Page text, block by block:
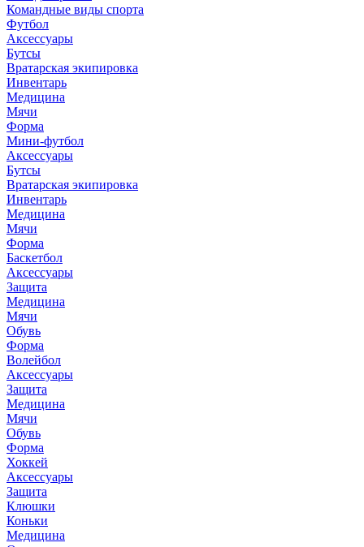
Командные виды спорта
Футбол
Аксессуары
Бутсы
Вратарская экипировка
Инвентарь
Медицина
Мячи
Форма
Мини-футбол
Аксессуары
Бутсы
Вратарская экипировка
Инвентарь
Медицина
Мячи
Форма
Баскетбол
Аксессуары
Защита
Медицина
Мячи
Обувь
Форма
Волейбол
Аксессуары
Защита
Медицина
Мячи
Обувь
Форма
Хоккей
Аксессуары
Защита
Клюшки
Коньки
Медицина